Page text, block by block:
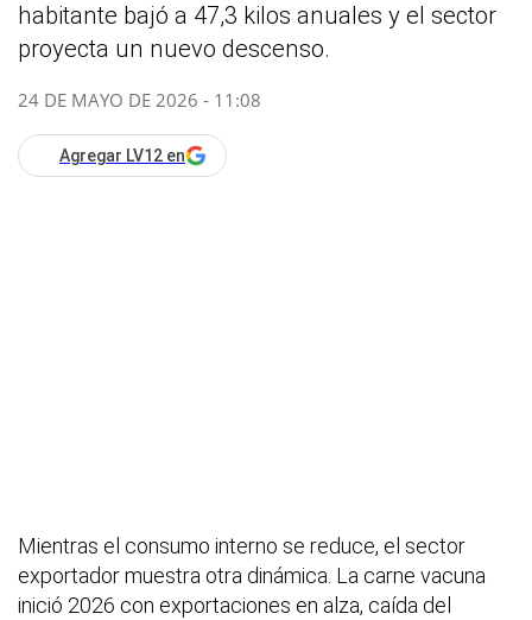
habitante bajó a 47,3 kilos anuales y el sector
proyecta un nuevo descenso.
24 DE MAYO DE 2026 - 11:08
Agregar LV12 en
Mientras el consumo interno se reduce, el sector
exportador muestra otra dinámica. La carne vacuna
inició 2026 con exportaciones en alza, caída del